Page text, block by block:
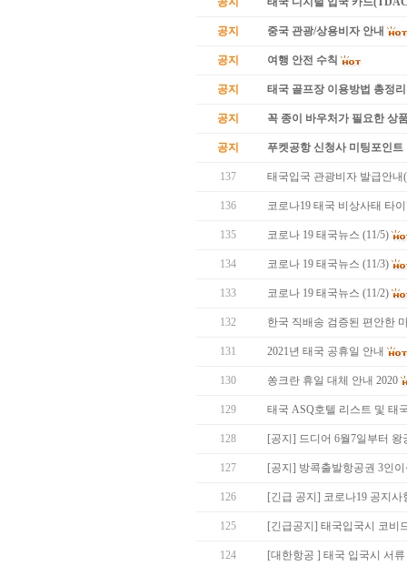
공지 중국 관광/상용비자 안내
공지 여행 안전 수칙
공지 태국 골프장 이용방법 총정리
공지 꼭 종이 바우처가 필요한 상
공지 푸켓공항 신청사 미팅포인트
137 태국입국 관광비자 발급안내
136 코로나19 태국 비상사태 타
135 코로나 19 태국뉴스 (11/5)
134 코로나 19 태국뉴스 (11/3)
133 코로나 19 태국뉴스 (11/2)
132 한국 직배송 검증된 편안한
131 2021년 태국 공휴일 안내
130 쏭크란 휴일 대체 안내 2020
129 태국 ASQ호텔 리스트 및 태
128 [공지] 드디어 6월7일부터
127 [공지] 방콕출발항공권 3인
126 [긴급 공지] 코로나19 공지
125 [긴급공지] 태국입국시 코비
124 [대한항공 ] 태국 입국시 서